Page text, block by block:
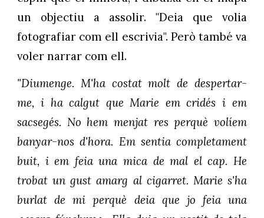
un objectiu a assolir. "Deia que volia
fotografiar com ell escrivia". Però també va
voler narrar com ell.
"Diumenge. M'ha costat molt de despertar-
me, i ha calgut que Marie em cridés i em
sacsegés. No hem menjat res perquè volíem
banyar-nos d'hora. Em sentia completament
buit, i em feia una mica de mal el cap. He
trobat un gust amarg al cigarret. Marie s'ha
burlat de mi perquè deia que jo feia una